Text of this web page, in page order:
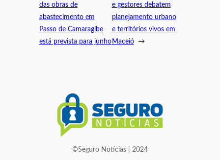
das obras de
abastecimento em
Passo de Camaragibe
está prevista para junho
e gestores debatem
planejamento urbano
e territórios vivos em
Maceió →
©Seguro Notícias | 2024